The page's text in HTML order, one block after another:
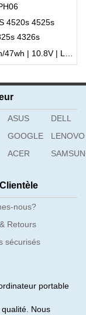
4520s 4525s
4326s
4090mAh/47wh | 10.8V | Li-ion ...
ASUS
DELL
GOOGLE
LENOVO
ACER
nous?
Retours
sécurisés
portable
Nous